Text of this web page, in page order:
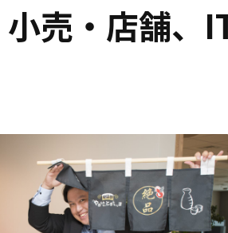
・Commune
売・店舗、